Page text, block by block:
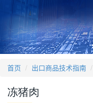
首页 出口商品技术指南
冻猪肉